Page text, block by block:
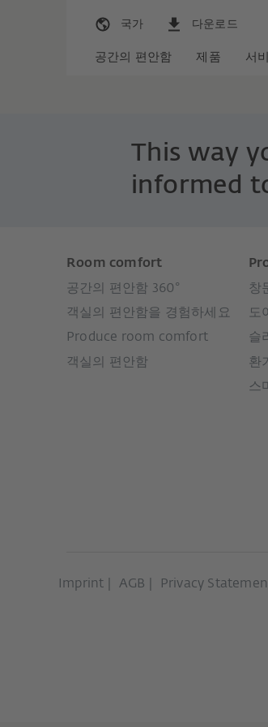
국가 다운로드
공간의 편안함 제품 서
This way
informed
Room comfort
공간의 편안함 360°
객실의 편안함을 경험하세요
Produce room comfort
객실의 편안함
창
도
슬
환
스
Imprint AGB Privacy